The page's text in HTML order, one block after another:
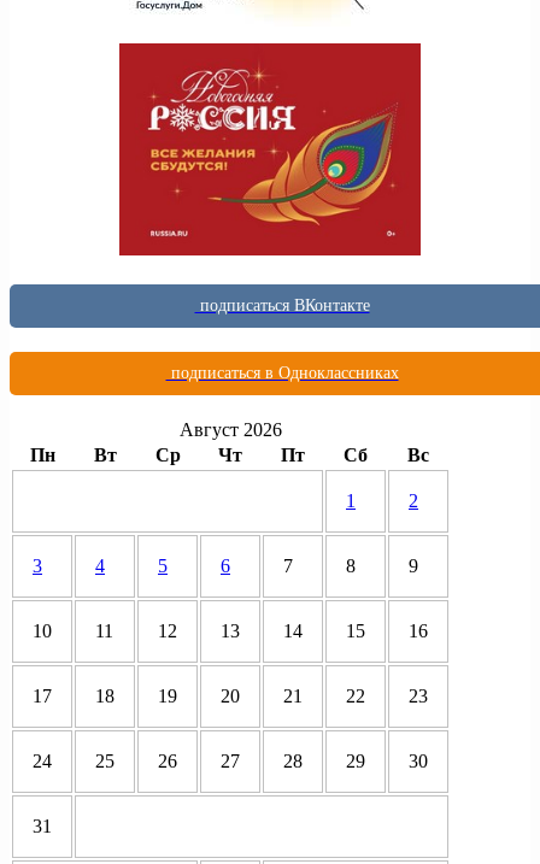
подписаться ВКонтакте
подписаться в Одноклассниках
Август 2026
Пн
Вт Ср Чт Пт Сб Вс
1 2
3 4 5 6 7 8 9
10 11 12 13 14 15 16
17 18 19 20 21 22 23
24 25 26 27 28 29 30
31